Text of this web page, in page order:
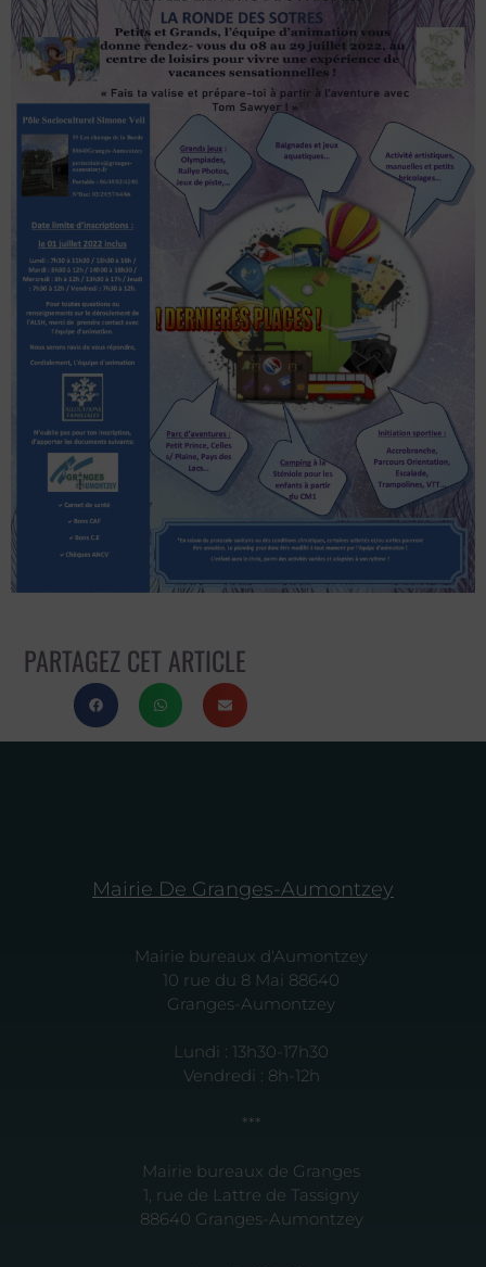
PARTAGEZ CET ARTICLE
Mairie De Granges-Aumontzey
Mairie bureaux d'Aumontzey
10 rue du 8 Mai 88640
Granges-Aumontzey
Lundi : 13h30-17h30
Vendredi : 8h-12h
***
Mairie bureaux de Granges
1, rue de Lattre de Tassigny
88640 Granges-Aumontzey